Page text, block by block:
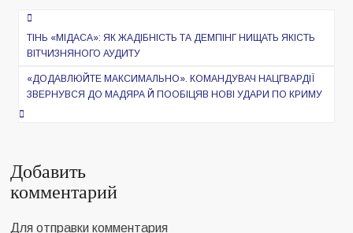
Навигация
по
записям
ТІНЬ «МІДАСА»: ЯК ЖАДІБНІСТЬ ТА ДЕМПІНГ НИЩАТЬ ЯКІСТЬ
ВІТЧИЗНЯНОГО АУДИТУ
«ДОДАВЛЮЙТЕ МАКСИМАЛЬНО». КОМАНДУВАЧ НАЦГВАРДІЇ
ЗВЕРНУВСЯ ДО МАДЯРА Й ПООБІЦЯВ НОВІ УДАРИ ПО КРИМУ
Добавить
комментарий
Для отправки комментария